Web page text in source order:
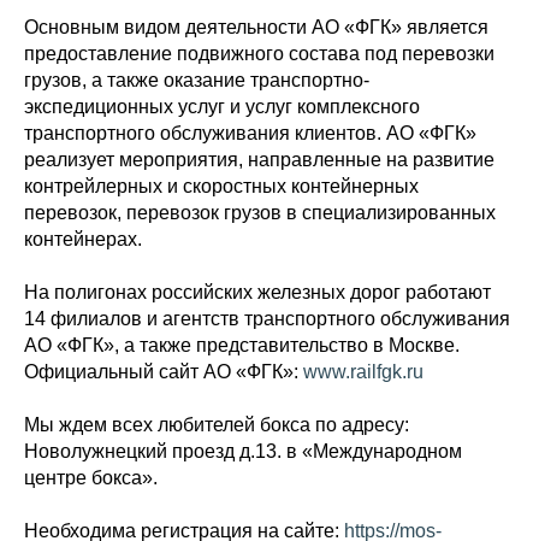
Основным видом деятельности АО «ФГК» является
предоставление подвижного состава под перевозки
грузов, а также оказание транспортно-
экспедиционных услуг и услуг комплексного
транспортного обслуживания клиентов. АО «ФГК»
реализует мероприятия, направленные на развитие
контрейлерных и скоростных контейнерных
перевозок, перевозок грузов в специализированных
контейнерах.
На полигонах российских железных дорог работают
14 филиалов и агентств транспортного обслуживания
АО «ФГК», а также представительство в Москве.
Официальный сайт АО «ФГК»: www.railfgk.ru
Мы ждем всех любителей бокса по адресу:
Новолужнецкий проезд д.13. в «Международном
центре бокса».
Необходима регистрация на сайте: https://mos-